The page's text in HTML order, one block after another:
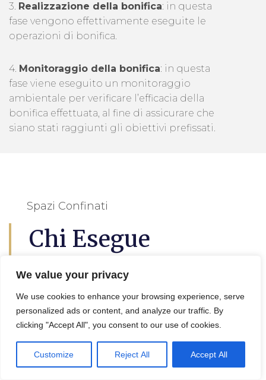
We value your privacy
We use cookies to enhance your browsing experience, serve
personalized ads or content, and analyze our traffic. By
clicking "Accept All", you consent to our use of cookies.
Customize Reject All Accept All
3. Realizzazione della bonifica: in questa
fase vengono effettivamente eseguite le
operazioni di bonifica.
4. Monitoraggio della bonifica: in questa
fase viene eseguito un monitoraggio
ambientale per verificare l’efficacia della
bonifica effettuata, al fine di assicurare che
siano stati raggiunti gli obiettivi prefissati.
Spazi Confinati
Chi Esegue
L'analisi Del Suolo
Loro Piceno
utile per lil progetto di decontaminazione e
bonifica terreni, in effetti viene eseguita da